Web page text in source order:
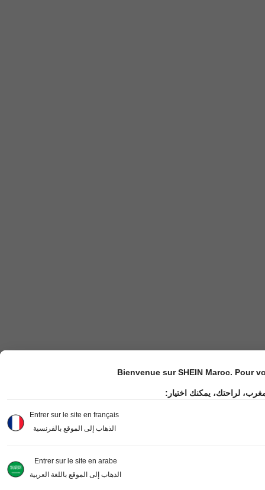
Bienvenue sur SHEIN Maroc. Pour
لراحتك، يمكنك اختيار:
Entrer sur le site en français
الذهاب إلى الموقع بالفرنسية
Entrer sur le site en arabe
الذهاب إلى الموقع باللغة العربية